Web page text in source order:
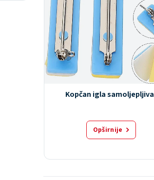
Kopčan igla samoljepljiva
Opširnije